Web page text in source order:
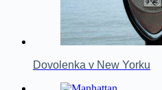
Dovolenka v New Yorku